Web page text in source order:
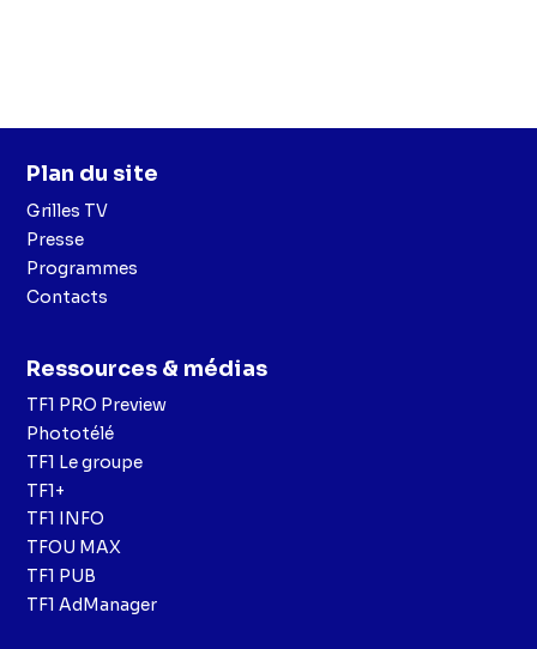
Plan du site
Grilles TV
Presse
Programmes
Contacts
Ressources & médias
TF1 PRO Preview
Phototélé
TF1 Le groupe
TF1+
TF1 INFO
TFOU MAX
TF1 PUB
TF1 AdManager